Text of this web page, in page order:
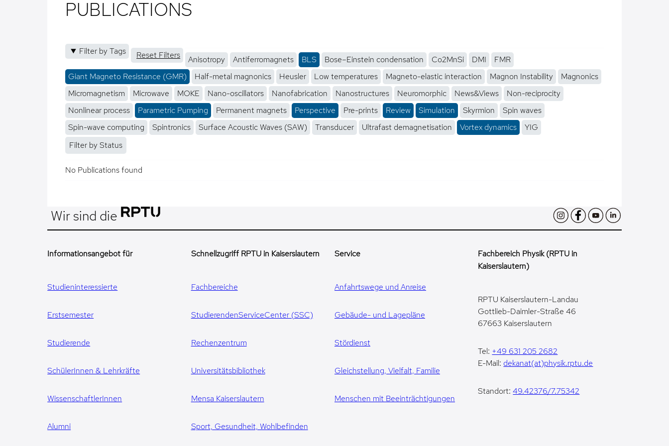
PUBLICATIONS
Filter by Tags Reset Filters Anisotropy Antiferromagnets BLS Bose–Einstein condensation Co2MnSi DMI
FMR
Giant Magneto Resistance (GMR)
Half-metal magnonics Heusler Low temperatures Magneto-elastic interaction Magnon Instability
Magnonics
Micromagnetism
Microwave MOKE Nano-oscillators Nanofabrication Nanostructures Neuromorphic News&Views
Non-reciprocity
Nonlinear process
Parametric Pumping Permanent magnets Perspective Pre-prints Review Simulation Skyrmion
Spin waves
Spin-wave computing
Spintronics Surface Acoustic Waves (SAW) Transducer Ultrafast demagnetisation Vortex dynamics
YIG
Filter by Status
No Publications found
Wir sind die
Informationsangebot für
Studieninteressierte
Erstsemester
Studierende
SchülerInnen & Lehrkräfte
WissenschaftlerInnen
Alumni
Schnellzugriff RPTU in Kaiserslautern
Fachbereiche
StudierendenServiceCenter (SSC)
Rechenzentrum
Universitätsbibliothek
Mensa Kaiserslautern
Sport, Gesundheit, Wohlbefinden
Service
Anfahrtswege und Anreise
Gebäude- und Lagepläne
Stördienst
Gleichstellung, Vielfalt, Familie
Menschen mit Beeinträchtigungen
Fachbereich Physik (RPTU in
Kaiserslautern)
RPTU Kaiserslautern-Landau
Gottlieb-Daimler-Straße 46
67663 Kaiserslautern
Tel: +49 631 205 2682
E-Mail: dekanat(at)physik.rptu.de
Standort:49.42376/7.75342